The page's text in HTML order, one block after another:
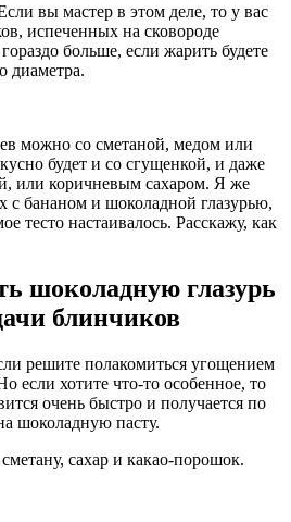
вы мастер в этом деле, то у вас
испеченных на сковороде
больше, если жарить будете
диаметра.
можно со сметаной, медом или
будет и со сгущенкой, и даже
или коричневым сахаром. Я же
с бананом и шоколадной глазурью,
тесто настаивалось. Расскажу, как
шоколадную глазурь
блинчиков
решите полакомиться угощением
если хотите что-то особенное, то
очень быстро и получается по
шоколадную пасту.
сахар и какао-порошок.